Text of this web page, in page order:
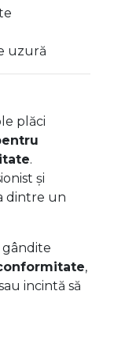
uzură
plăci
.
și
dintre un
gândite
,
incintă să